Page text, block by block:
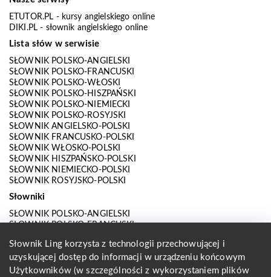
ETUTOR.PL - kursy angielskiego online
DIKI.PL - słownik angielskiego online
Lista słów w serwisie
SŁOWNIK POLSKO-ANGIELSKI
SŁOWNIK POLSKO-FRANCUSKI
SŁOWNIK POLSKO-WŁOSKI
SŁOWNIK POLSKO-HISZPAŃSKI
SŁOWNIK POLSKO-NIEMIECKI
SŁOWNIK POLSKO-ROSYJSKI
SŁOWNIK ANGIELSKO-POLSKI
SŁOWNIK FRANCUSKO-POLSKI
SŁOWNIK WŁOSKO-POLSKI
SŁOWNIK HISZPAŃSKO-POLSKI
SŁOWNIK NIEMIECKO-POLSKI
SŁOWNIK ROSYJSKO-POLSKI
Słowniki
SŁOWNIK POLSKO-ANGIELSKI
SŁOWNIK POLSKO-FRANCUSKI
SŁOWNIK POLSKO-HISZPAŃSKI
SŁOWNIK POLSKO-NIEMIECKI
SŁOWNIK POLSKO-ROSYJSKI
Słownik Ling korzysta z technologii przechowującej i
uzyskującej dostęp do informacji w urządzeniu końcowym
Użytkowników (w szczególności z wykorzystaniem plików